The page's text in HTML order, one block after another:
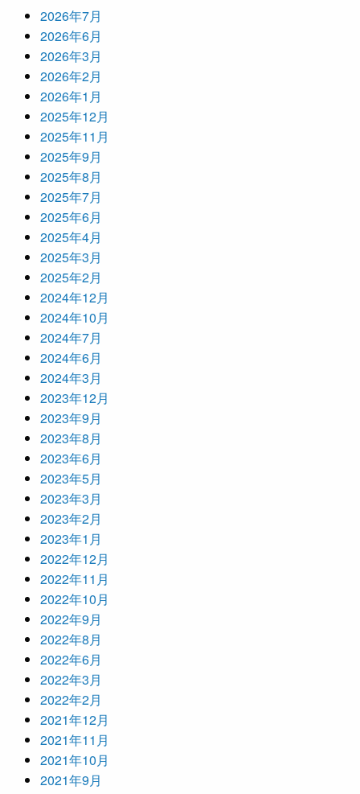
2026年7月
2026年6月
2026年3月
2026年2月
2026年1月
2025年12月
2025年11月
2025年9月
2025年8月
2025年7月
2025年6月
2025年4月
2025年3月
2025年2月
2024年12月
2024年10月
2024年7月
2024年6月
2024年3月
2023年12月
2023年9月
2023年8月
2023年6月
2023年5月
2023年3月
2023年2月
2023年1月
2022年12月
2022年11月
2022年10月
2022年9月
2022年8月
2022年6月
2022年3月
2022年2月
2021年12月
2021年11月
2021年10月
2021年9月